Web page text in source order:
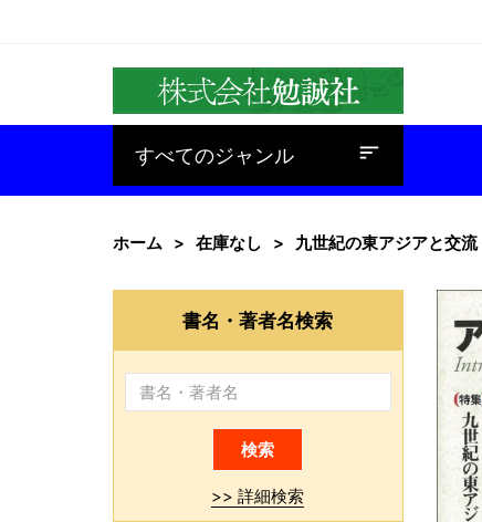
すべてのジャンル
baseline_sort
ホーム 在庫なし 九世紀の東アジアと交流
書名・著者名検索
>> 詳細検索